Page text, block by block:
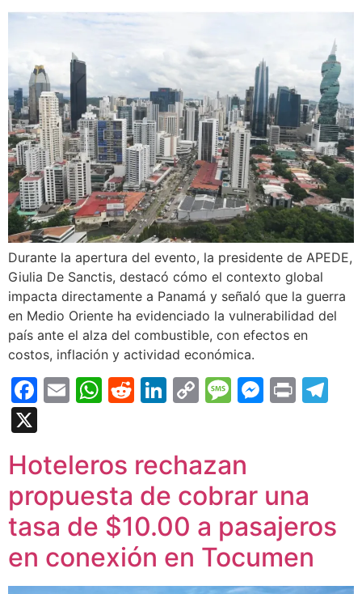
Durante la apertura del evento, la presidente de APEDE,
Giulia De Sanctis, destacó cómo el contexto global
impacta directamente a Panamá y señaló que la guerra
en Medio Oriente ha evidenciado la vulnerabilidad del
país ante el alza del combustible, con efectos en
costos, inflación y actividad económica.
Facebook
EmailWhatsApp
Reddit
LinkedIn
CopyMessage
Print
Hoteleros rechazan
propuesta de cobrar una
tasa de $10.00 a pasajeros
en conexión en Tocumen